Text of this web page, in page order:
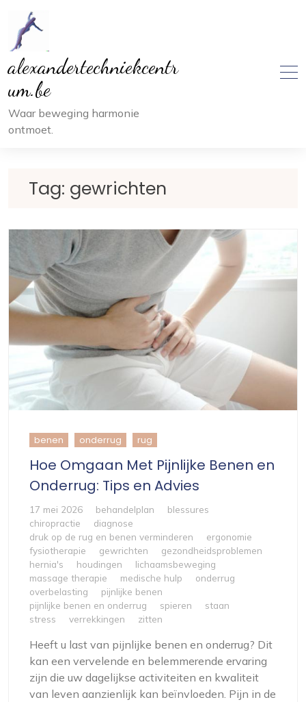
inhoud
alexandertechniekcentr
um.be
Waar beweging harmonie
ontmoet.
Tag: gewrichten
benen onderrug rug
Hoe Omgaan Met Pijnlijke Benen en
Onderrug: Tips en Advies
17 mei 2026 behandelplan
blessures
chiropractie
diagnose
druk op de rug en benen verminderen
ergonomie
fysiotherapie
gewrichten
gezondheidsproblemen
hernia's
houdingen
lichaamsbeweging
massage therapie
medische hulp
onderrug
overbelasting
pijnlijke benen
pijnlijke benen en onderrug
spieren
staan
stress
verrekkingen zitten
Heeft u last van pijnlijke benen en onderrug? Dit
kan een vervelende en belemmerende ervaring
zijn die uw dagelijkse activiteiten en kwaliteit
van leven aanzienlijk kan beïnvloeden. Pijn in de